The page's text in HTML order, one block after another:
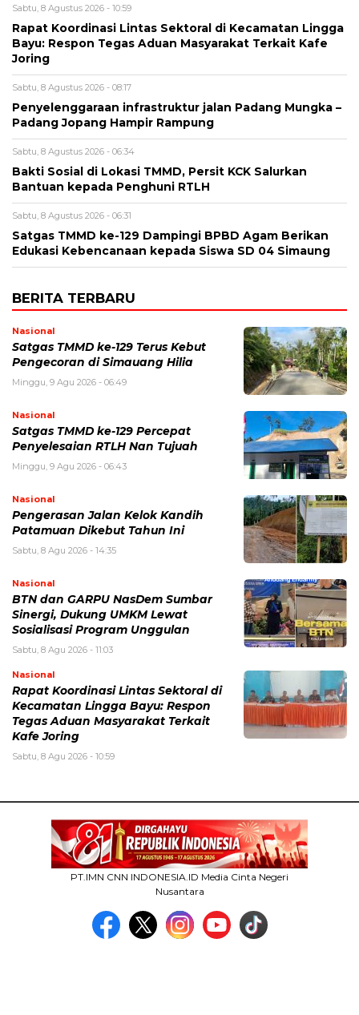
Sabtu, 8 Agustus 2026 - 10:59
Rapat Koordinasi Lintas Sektoral di Kecamatan Lingga
Bayu: Respon Tegas Aduan Masyarakat Terkait Kafe
Joring
Sabtu, 8 Agustus 2026 - 08:17
Penyelenggaraan infrastruktur jalan Padang Mungka –
Padang Jopang Hampir Rampung
Sabtu, 8 Agustus 2026 - 06:34
Bakti Sosial di Lokasi TMMD, Persit KCK Salurkan
Bantuan kepada Penghuni RTLH
Sabtu, 8 Agustus 2026 - 06:31
Satgas TMMD ke-129 Dampingi BPBD Agam Berikan
Edukasi Kebencanaan kepada Siswa SD 04 Simaung
BERITA TERBARU
Nasional
Satgas TMMD ke-129 Terus Kebut
Pengecoran di Simauang Hilia
Minggu, 9 Agu 2026 - 06:49
Nasional
Satgas TMMD ke-129 Percepat
Penyelesaian RTLH Nan Tujuah
Minggu, 9 Agu 2026 - 06:43
Nasional
Pengerasan Jalan Kelok Kandih
Patamuan Dikebut Tahun Ini
Sabtu, 8 Agu 2026 - 14:35
Nasional
BTN dan GARPU NasDem Sumbar
Sinergi, Dukung UMKM Lewat
Sosialisasi Program Unggulan
Sabtu, 8 Agu 2026 - 11:03
Nasional
Rapat Koordinasi Lintas Sektoral di
Kecamatan Lingga Bayu: Respon
Tegas Aduan Masyarakat Terkait
Kafe Joring
Sabtu, 8 Agu 2026 - 10:59
PT.IMN CNN INDONESIA.ID Media Cinta Negeri
Nusantara